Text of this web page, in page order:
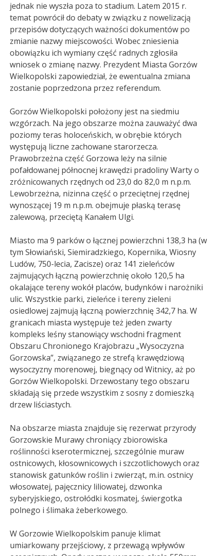
jednak nie wyszła poza to stadium. Latem 2015 r.
temat powrócił do debaty w związku z nowelizacją
przepisów dotyczących ważności dokumentów po
zmianie nazwy miejscowości. Wobec zniesienia
obowiązku ich wymiany część radnych zgłosiła
wniosek o zmianę nazwy. Prezydent Miasta Gorzów
Wielkopolski zapowiedział, że ewentualna zmiana
zostanie poprzedzona przez referendum.
Gorzów Wielkopolski położony jest na siedmiu
wzgórzach. Na jego obszarze można zauważyć dwa
poziomy teras holoceńskich, w obrębie których
występują liczne zachowane starorzecza.
Prawobrzeżna część Gorzowa leży na silnie
pofałdowanej północnej krawędzi pradoliny Warty o
zróżnicowanych rzędnych od 23,0 do 82,0 m n.p.m.
Lewobrzeżna, nizinna część o przeciętnej rzędnej
wynoszącej 19 m n.p.m. obejmuje płaską terasę
zalewową, przeciętą Kanałem Ulgi.
Miasto ma 9 parków o łącznej powierzchni 138,3 ha (w
tym Słowiański, Siemiradzkiego, Kopernika, Wiosny
Ludów, 750-lecia, Zacisze) oraz 141 zieleńców
zajmujących łączną powierzchnię około 120,5 ha
okalające tereny wokół placów, budynków i narożniki
ulic. Wszystkie parki, zieleńce i tereny zieleni
osiedlowej zajmują łączną powierzchnię 342,7 ha. W
granicach miasta występuje też jeden zwarty
kompleks leśny stanowiący wschodni fragment
Obszaru Chronionego Krajobrazu „Wysoczyzna
Gorzowska”, związanego ze strefą krawędziową
wysoczyzny morenowej, biegnący od Witnicy, aż po
Gorzów Wielkopolski. Drzewostany tego obszaru
składają się przede wszystkim z sosny z domieszką
drzew liściastych.
Na obszarze miasta znajduje się rezerwat przyrody
Gorzowskie Murawy chroniący zbiorowiska
roślinności kserotermicznej, szczególnie muraw
ostnicowych, kłosownicowych i szczotlichowych oraz
stanowisk gatunków roślin i zwierząt, m.in. ostnicy
włosowatej, pajęcznicy liliowatej, dzwonka
syberyjskiego, ostrołódki kosmatej, świergotka
polnego i ślimaka żeberkowego.
W Gorzowie Wielkopolskim panuje klimat
umiarkowany przejściowy, z przewagą wpływów